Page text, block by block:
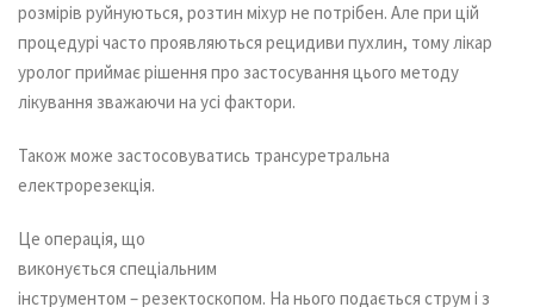
розмірів руйнуються, розтин міхур не потрібен. Але при цій
процедурі часто проявляються рецидиви пухлин, тому лікар
уролог приймає рішення про застосування цього методу
лікування зважаючи на усі фактори.
Також може застосовуватись трансуретральна
електрорезекція.
Це операція, що
виконується спеціальним
інструментом – резектоскопом. На нього подається струм і з